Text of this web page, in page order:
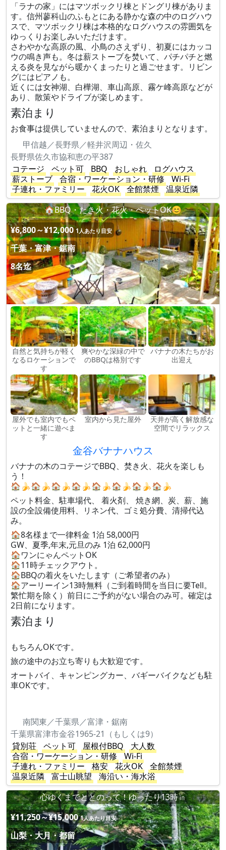
「ラナの家」にはマツボックリ棟とドングリ棟がありま
す。信州蓼科山のふもとにある静かな森の中のログハウ
スで、マツボックリ棟は本格的なログハウスの雰囲気を
ゆっくりお楽しみいただけます。
さわやかな高原の風、小鳥のさえずり、初夏にはカッコ
ウの鳴き声も。冬は薪ストーブを焚いて、パチパチと燃
える炎を見ながら暖かくまったりと過ごせます。リビン
グにはピアノも。
近くには女神湖、白樺湖、車山高原、霧ケ峰高原などが
あり、散策やドライブが楽しめます。
素泊まり
お食事は提供していませんので、素泊まりとなります。
甲信越／長野県／軽井沢周辺・佐久
長野県佐久市協和恵の平387
コテージ
ペット可 BBQ おしゃれ
ログハウス
薪ストーブ
合宿・ワーケーション・研修
Wi-Fi
子連れ・ファミリー
花火OK 全館禁煙
温泉近隣
🏠BBQ・たき火・花火・ペットOK😊
¥6,800～¥12,000 1人あたり目安
千葉・富津・鋸南
8名迄
自然と気持ちが軽く
なるロケーションで
す
爽やかな深緑の中で
のBBQは格別です
バナナの木たちがお
出迎え
屋外でも室内でもペ
ットと一緒に遊べま
す
室内から見た屋外
天井が高く解放感な
空間でリラックス
金谷バナナハウス
バナナの木のコテージでBBQ、焚き火、花火を楽しも
う！
🏠🍌🏠🍌🏠🍌🏠🍌🏠🍌🏠🍌🏠🍌🏠🍌
ペット料金、駐車場代、 着火剤、 焼き網、炭、薪、施
設の全設備使用料、リネン代、ゴミ処分費、清掃代込
み。
🏠8名様まで一律料金 1泊 58,000円
GW、夏季,年末,元旦のみ 1泊 62,000円
🏠ワンにゃんペットOK
🏠11時チェックアウト。
🏠BBQの着火をいたします（ご希望者のみ）
🏠アーリーイン13時無料（ご到着時間を当日に要Tell。
繁忙期を除く）前日にご予約がない場合のみ可。確定は
2日前になります。
素泊まり
もちろんOKです。
旅の途中のお立ち寄りも大歓迎です。
オートバイ、キャンピングカー、バギーバイクなども駐
車OKです。
南関東／千葉県／富津・鋸南
千葉県富津市金谷1965-21（もしくは9）
貸別荘
ペット可 屋根付BBQ
大人数
合宿・ワーケーション・研修
Wi-Fi
子連れ・ファミリー
格安 花火OK
全館禁煙
温泉近隣
富士山眺望
海沿い・海水浴
心ゆくまでととのって！ゆったり13時㏌
¥11,250～¥15,000 1人あたり目安
山梨・大月・都留